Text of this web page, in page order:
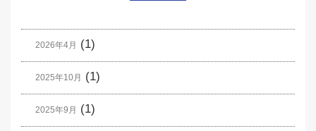
2026年4月 (1)
2025年10月 (1)
2025年9月 (1)